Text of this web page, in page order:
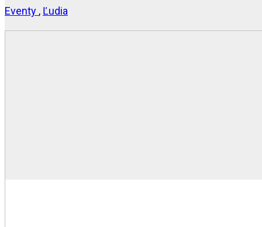
Eventy , Ľudia